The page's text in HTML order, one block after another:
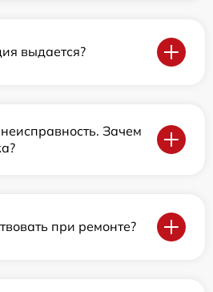
выдается?
Зачем
при ремонте?